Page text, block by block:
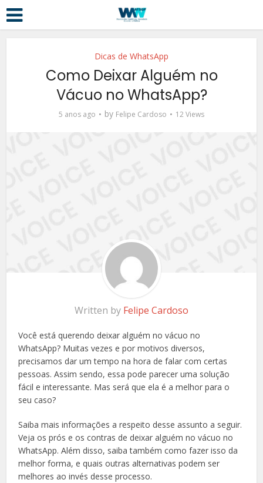
Dicas de WhatsApp
Como Deixar Alguém no
Vácuo no WhatsApp?
5 anos ago by Felipe Cardoso 12 Views
Written by Felipe Cardoso
Você está querendo deixar alguém no vácuo no
WhatsApp? Muitas vezes e por motivos diversos,
precisamos dar um tempo na hora de falar com certas
pessoas. Assim sendo, essa pode parecer uma solução
fácil e interessante. Mas será que ela é a melhor para o
seu caso?
Saiba mais informações a respeito desse assunto a seguir.
Veja os prós e os contras de deixar alguém no vácuo no
WhatsApp. Além disso, saiba também como fazer isso da
melhor forma, e quais outras alternativas podem ser
melhores ao invés desse processo.